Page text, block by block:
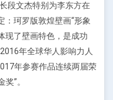
段文杰特别为李东方在
：珂罗版敦煌壁画“形象
现了壁画特色，是成功
年全球华人影响力人
年参赛作品连续两届荣
”。